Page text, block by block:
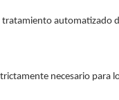
automatizado
necesario